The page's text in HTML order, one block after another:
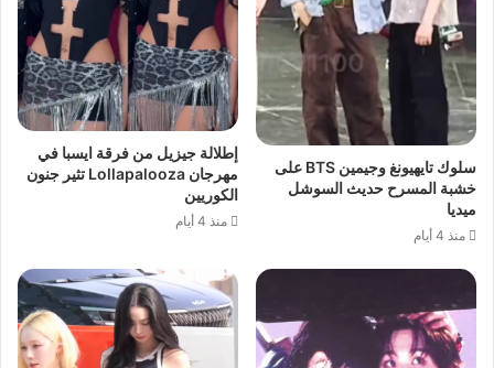
سلوك تايهيونغ وجيمين BTS على
خشبة المسرح حديث السوشل
ميديا
منذ 4 أيام
إطلالة جيزيل من فرقة ايسبا في
مهرجان Lollapalooza تثير جنون
الكوريين
منذ 4 أيام